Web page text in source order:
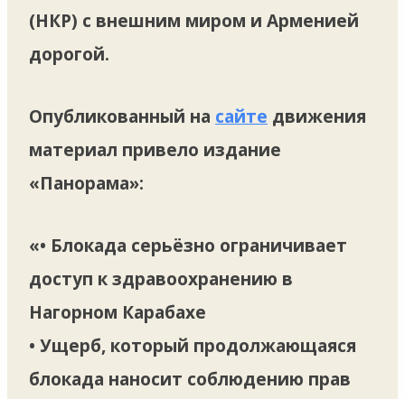
(НКР) с внешним миром и Арменией
дорогой.
Опубликованный на сайте движения
материал привело издание
«Панорама»:
«• Блокада серьёзно ограничивает
доступ к здравоохранению в
Нагорном Карабахе
• Ущерб, который продолжающаяся
блокада наносит соблюдению прав